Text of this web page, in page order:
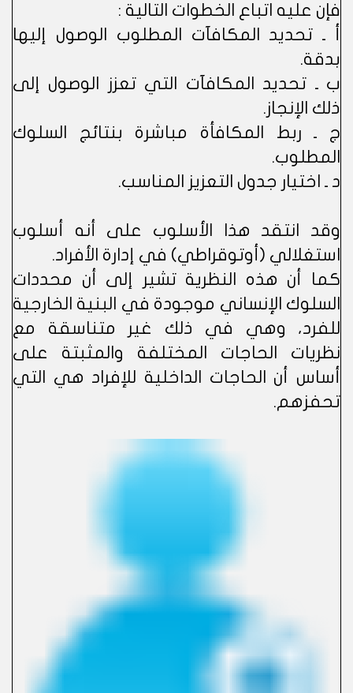
فإن عليه اتباع الخطوات التالية :
أ ـ تحديد المكافآت المطلوب الوصول إليها
بدقة.
ب ـ تحديد المكافآت التي تعزز الوصول إلى
ذلك الإنجاز.
ج ـ ربط المكافأة مباشرة بنتائج السلوك
المطلوب.
د ـ اختيار جدول التعزيز المناسب.
وقد انتقد هذا الأسلوب على أنه أسلوب
استغلالي (أوتوقراطي) في إدارة الأفراد.
كما أن هذه النظرية تشير إلى أن محددات
السلوك الإنساني موجودة في البنية الخارجية
للفرد، وهي في ذلك غير متناسقة مع
نظريات الحاجات المختلفة والمثبتة على
أساس أن الحاجات الداخلية للإفراد هي التي
تحفزهم.